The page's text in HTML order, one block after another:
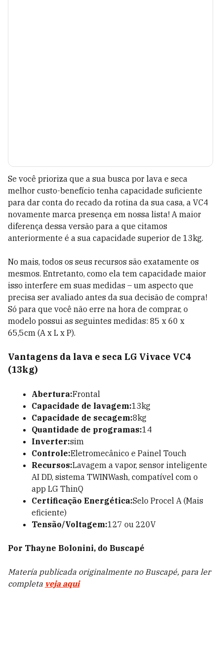
Se você prioriza que a sua busca por lava e seca
melhor custo-benefício tenha capacidade suficiente
para dar conta do recado da rotina da sua casa, a VC4
novamente marca presença em nossa lista! A maior
diferença dessa versão para a que citamos
anteriormente é a sua capacidade superior de 13kg.
No mais, todos os seus recursos são exatamente os
mesmos. Entretanto, como ela tem capacidade maior
isso interfere em suas medidas – um aspecto que
precisa ser avaliado antes da sua decisão de compra!
Só para que você não erre na hora de comprar, o
modelo possui as seguintes medidas: 85 x 60 x
65,5cm (A x L x P).
Vantagens da lava e seca LG Vivace VC4
(13kg)
Abertura:Frontal
Capacidade de lavagem:13kg
Capacidade de secagem:8kg
Quantidade de programas:14
Inverter:sim
Controle:Eletromecânico e Painel Touch
Recursos:Lavagem a vapor, sensor inteligente
AI DD, sistema TWINWash, compatível com o
app LG ThinQ
Certificação Energética:Selo Procel A (Mais
eficiente)
Tensão/Voltagem:127 ou 220V
Por Thayne Bolonini, do Buscapé
Matería publicada originalmente no Buscapé, para ler
completa veja aqui